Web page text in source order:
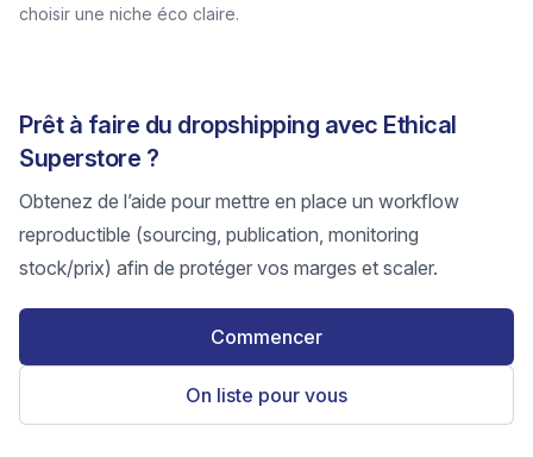
choisir une niche éco claire.
Prêt à faire du dropshipping avec Ethical
Superstore ?
Obtenez de l’aide pour mettre en place un workflow
reproductible (sourcing, publication, monitoring
stock/prix) afin de protéger vos marges et scaler.
Commencer
On liste pour vous